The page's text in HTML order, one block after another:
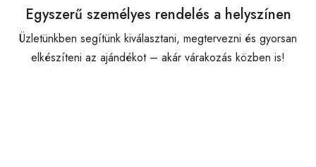
Egyszerű személyes rendelés a helyszínen
Üzletünkben segítünk kiválasztani, megtervezni és gyorsan
elkészíteni az ajándékot – akár várakozás közben is!